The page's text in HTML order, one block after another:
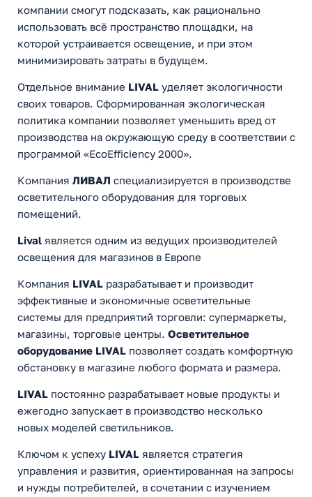
компании смогут подсказать, как рационально
использовать всё пространство площадки, на
которой устраивается освещение, и при этом
минимизировать затраты в будущем.
Отдельное внимание LIVAL уделяет экологичности
своих товаров. Сформированная экологическая
политика компании позволяет уменьшить вред от
производства на окружающую среду в соответствии с
программой «EcoEfficiency 2000».
Компания ЛИВАЛ специализируется в производстве
осветительного оборудования для торговых
помещений.
Lival является одним из ведущих производителей
освещения для магазинов в Европе
Компания LIVAL разрабатывает и производит
эффективные и экономичные осветительные
системы для предприятий торговли: супермаркеты,
магазины, торговые центры. Осветительное
оборудование LIVAL позволяет создать комфортную
обстановку в магазине любого формата и размера.
LIVAL постоянно разрабатывает новые продукты и
ежегодно запускает в производство несколько
новых моделей светильников.
Ключом к успеху LIVAL является стратегия
управления и развития, ориентированная на запросы
и нужды потребителей, в сочетании с изучением